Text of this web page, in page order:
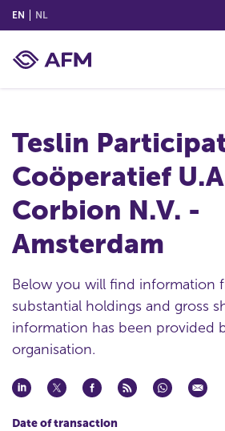
EN (ENGLISH)
NL(NEDERLANDS (NEDERLAND))
Teslin
Coöperatief
Corbion N.V. -
Amsterdam
Below you will find information
substantial holdings and gross
information has been provided
organisation.
Date of transaction